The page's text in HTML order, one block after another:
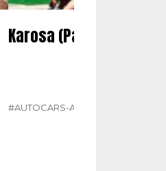
Karosa (Partie 2)
#AUTOCARS-AUTOBUS